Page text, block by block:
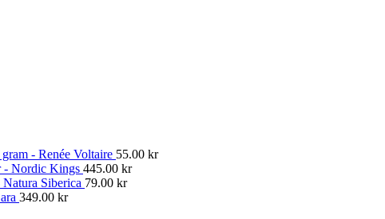
- Renée Voltaire 55.00 kr
- Nordic Kings 445.00 kr
Siberica 79.00 kr
349.00 kr